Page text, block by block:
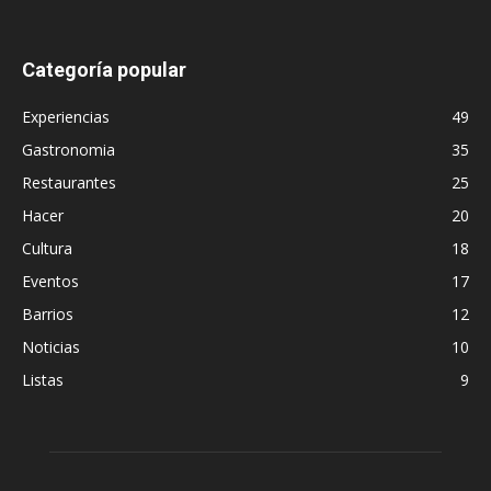
Categoría popular
Experiencias
49
Gastronomia
35
Restaurantes
25
Hacer
20
Cultura
18
Eventos
17
Barrios
12
Noticias
10
Listas
9